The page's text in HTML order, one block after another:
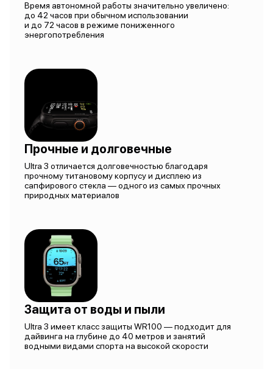
Время автономной работы значительно увеличено:
до 42 часов при обычном использовании
и до 72 часов в режиме пониженного
энергопотребления
Прочные и долговечные
Ultra 3 отличается долговечностью благодаря
прочному титановому корпусу и дисплею из
сапфирового стекла — одного из самых прочных
природных материалов
Защита от воды и пыли
Ultra 3 имеет класс защиты WR100 — подходит для
дайвинга на глубине до 40 метров и занятий
водными видами спорта на высокой скорости